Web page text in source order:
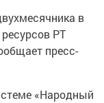
в
РТ
пресс-
«Народный